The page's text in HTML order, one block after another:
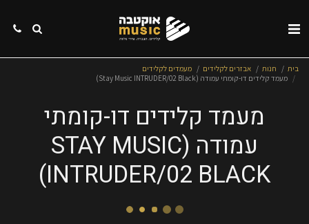
בית חנות אבזרים לקלידים
מעמדים לקלידים
מעמד קלידים דו-קומתי עמודה (Stay Music INTRUDER/02 Black)
מעמד קלידים דו-קומתי
עמודה (STAY MUSIC
INTRUDER/02 BLACK)